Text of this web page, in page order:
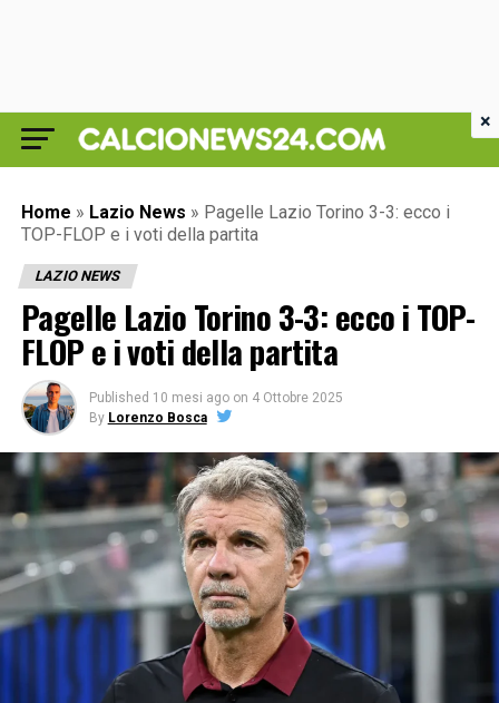
Home » Lazio News » Pagelle Lazio Torino 3-3: ecco i
TOP-FLOP e i voti della partita
LAZIO NEWS
Pagelle Lazio Torino 3-3: ecco i TOP-
FLOP e i voti della partita
Published 10 mesi ago on 4 Ottobre 2025
By Lorenzo Bosca
×